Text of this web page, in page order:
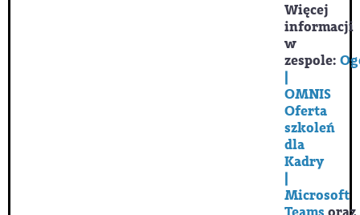
Więcej
informacji
w
zespole:
|
OMNIS
Oferta
szkoleń
dla
Kadry
|
Microsoft